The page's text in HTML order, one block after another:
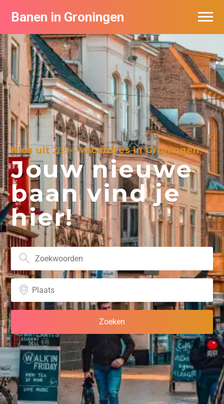
Banen in Groningen
Kies uit2894vacatures in Groningen
Jouw nieuwe
baan vind je
hier!
Vacatures per bedrijf
De populairste vacatures in Groningen
Nieuwsbrief feed